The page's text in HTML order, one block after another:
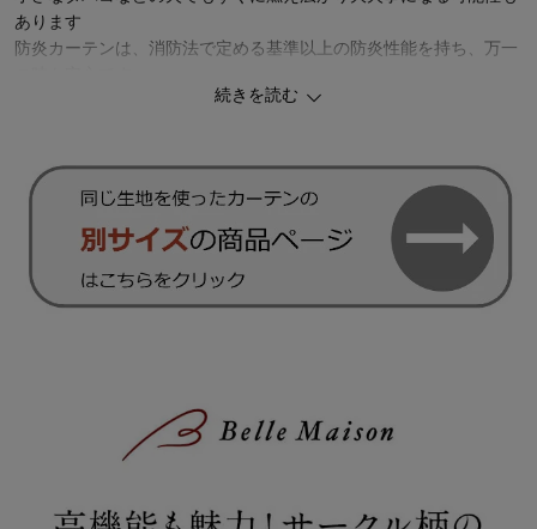
あります
防炎カーテンは、消防法で定める基準以上の防炎性能を持ち、万一
外からの光を程よく通しながらも、外が明るい昼間も、部屋の中が
明るい夜も外から見えにくい効果
お部屋を外から見えない、カーテン生地が透けないようにしたいと
いう声にお応えした機能です
※見え方は商品や室内外の光の環境によって変わります
家の中にいても、窓を通して紫外線を浴びています
特に家では肌も無防備なことも多いので、UVカット機能つきのカ
続きを読む